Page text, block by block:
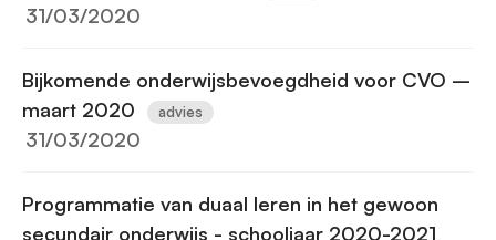
31/03/2020
Bijkomende onderwijsbevoegdheid voor CVO –
maart 2020
advies
31/03/2020
Programmatie van duaal leren in het gewoon
secundair onderwijs - schooljaar 2020-2021